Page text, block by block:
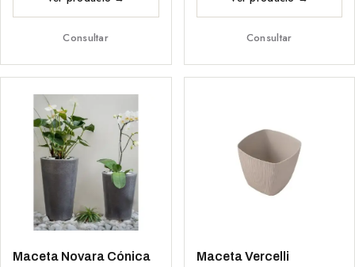
Consultar Consultar
Maceta Novara Cónica
Maceta Vercelli